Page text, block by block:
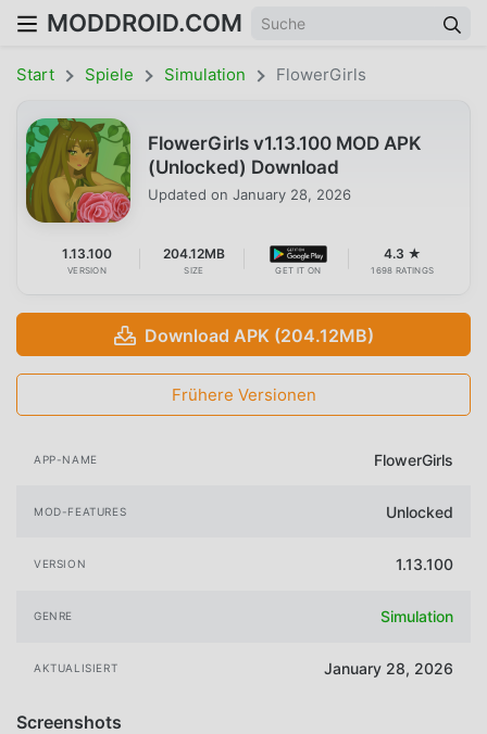
MODDROID.COM
Start Spiele Simulation FlowerGirls
FlowerGirls v1.13.100 MOD APK
(Unlocked) Download
Updated on January 28, 2026
1.13.100
VERSION
204.12MB
SIZE GET IT ON
4.3 ★
1698 RATINGS
Download APK (204.12MB)
Frühere Versionen
APP-NAME FlowerGirls
MOD-FEATURES Unlocked
VERSION 1.13.100
GENRE Simulation
AKTUALISIERT January 28, 2026
Screenshots